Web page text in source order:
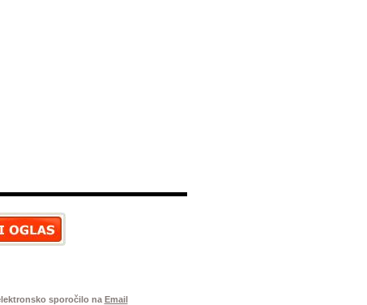
sporočilo na Email